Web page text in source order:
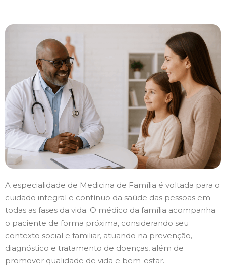
A especialidade de Medicina de Família é voltada para o
cuidado integral e contínuo da saúde das pessoas em
todas as fases da vida. O médico da família acompanha
o paciente de forma próxima, considerando seu
contexto social e familiar, atuando na prevenção,
diagnóstico e tratamento de doenças, além de
promover qualidade de vida e bem-estar.